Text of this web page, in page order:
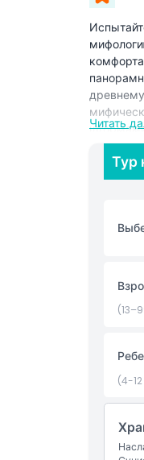
когда
синими
Этот
Вещи,
Читать
Тур
(4-12